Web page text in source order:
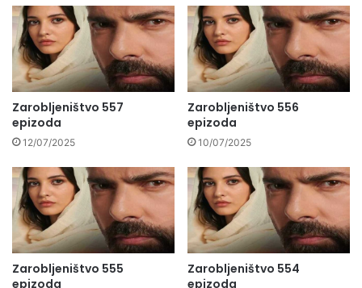
Zarobljeništvo 557
epizoda
12/07/2025
Zarobljeništvo 556
epizoda
10/07/2025
Zarobljeništvo 555
epizoda
Zarobljeništvo 554
epizoda